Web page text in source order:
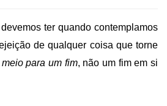
ter quando contemplamos
de qualquer coisa que torne
meio para um fim, não um fim em si